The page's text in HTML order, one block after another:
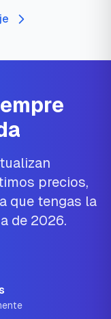
precios,
que tengas la
de 2026.